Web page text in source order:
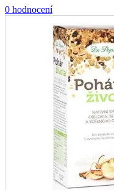
0 hodnocení